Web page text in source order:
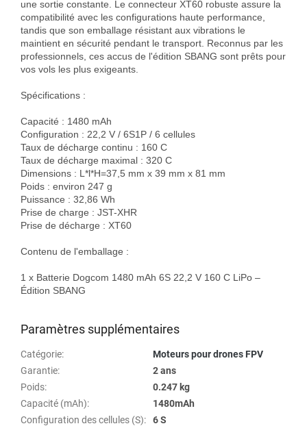
une sortie constante. Le connecteur XT60 robuste assure la
compatibilité avec les configurations haute performance,
tandis que son emballage résistant aux vibrations le
maintient en sécurité pendant le transport. Reconnus par les
professionnels, ces accus de l'édition SBANG sont prêts pour
vos vols les plus exigeants.
Spécifications :
Capacité : 1480 mAh
Configuration : 22,2 V / 6S1P / 6 cellules
Taux de décharge continu : 160 C
Taux de décharge maximal : 320 C
Dimensions : L*l*H=37,5 mm x 39 mm x 81 mm
Poids : environ 247 g
Puissance : 32,86 Wh
Prise de charge : JST-XHR
Prise de décharge : XT60
Contenu de l'emballage :
1 x Batterie Dogcom 1480 mAh 6S 22,2 V 160 C LiPo –
Édition SBANG
Paramètres supplémentaires
Catégorie:
Moteurs pour drones FPV
Garantie:
2 ans
Poids:
0.247 kg
Capacité (mAh):
1480mAh
Configuration des cellules (S):
6 S